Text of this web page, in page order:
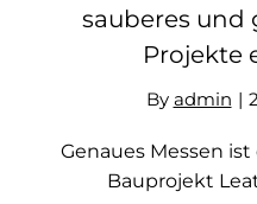
sauberes und
Projekte
By admin |
Genaues Messen
Bauprojekt